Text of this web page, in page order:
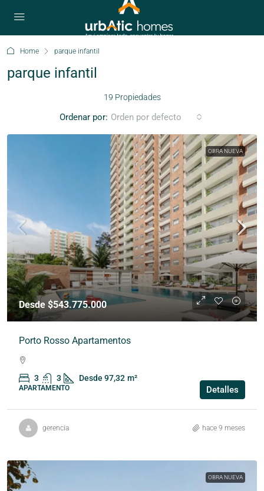
Home parque infantil
parque infantil
19 Propiedades
Ordenar por: Orden por defecto
OBRA NUEVA
Desde $543.775.000
Porto Rosso Apartamentos
3 3 Desde 97,32 m²
APARTAMENTO Detalles
gerencia hace 9 meses
OBRA NUEVA